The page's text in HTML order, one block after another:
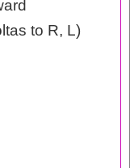
to R, L)